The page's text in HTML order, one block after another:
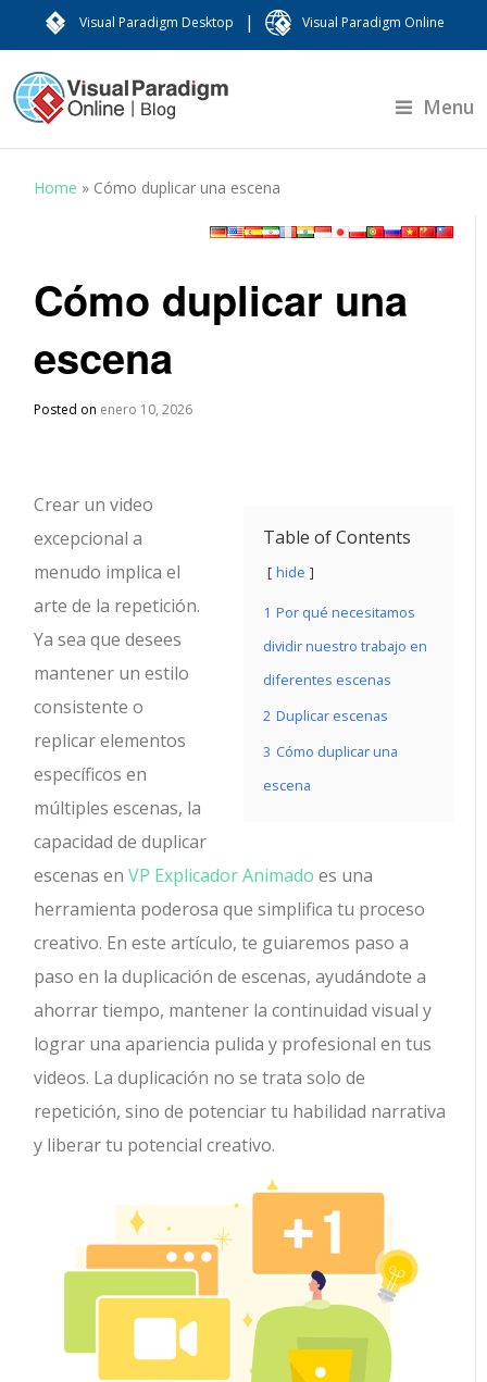
Visual Paradigm Desktop | Visual Paradigm Online
Menu
Home » Cómo duplicar una escena
Cómo duplicar una
escena
Posted on enero 10, 2026
Table of Contents
hide
1 Por qué necesitamos
dividir nuestro trabajo en
diferentes escenas
2 Duplicar escenas
3 Cómo duplicar una
escena
Crear un video
excepcional a
menudo implica el
arte de la repetición.
Ya sea que desees
mantener un estilo
consistente o
replicar elementos
específicos en
múltiples escenas, la
capacidad de duplicar
escenas enVP Explicador Animado es una
herramienta poderosa que simplifica tu proceso
creativo. En este artículo, te guiaremos paso a
paso en la duplicación de escenas, ayudándote a
ahorrar tiempo, mantener la continuidad visual y
lograr una apariencia pulida y profesional en tus
videos. La duplicación no se trata solo de
repetición, sino de potenciar tu habilidad narrativa
y liberar tu potencial creativo.